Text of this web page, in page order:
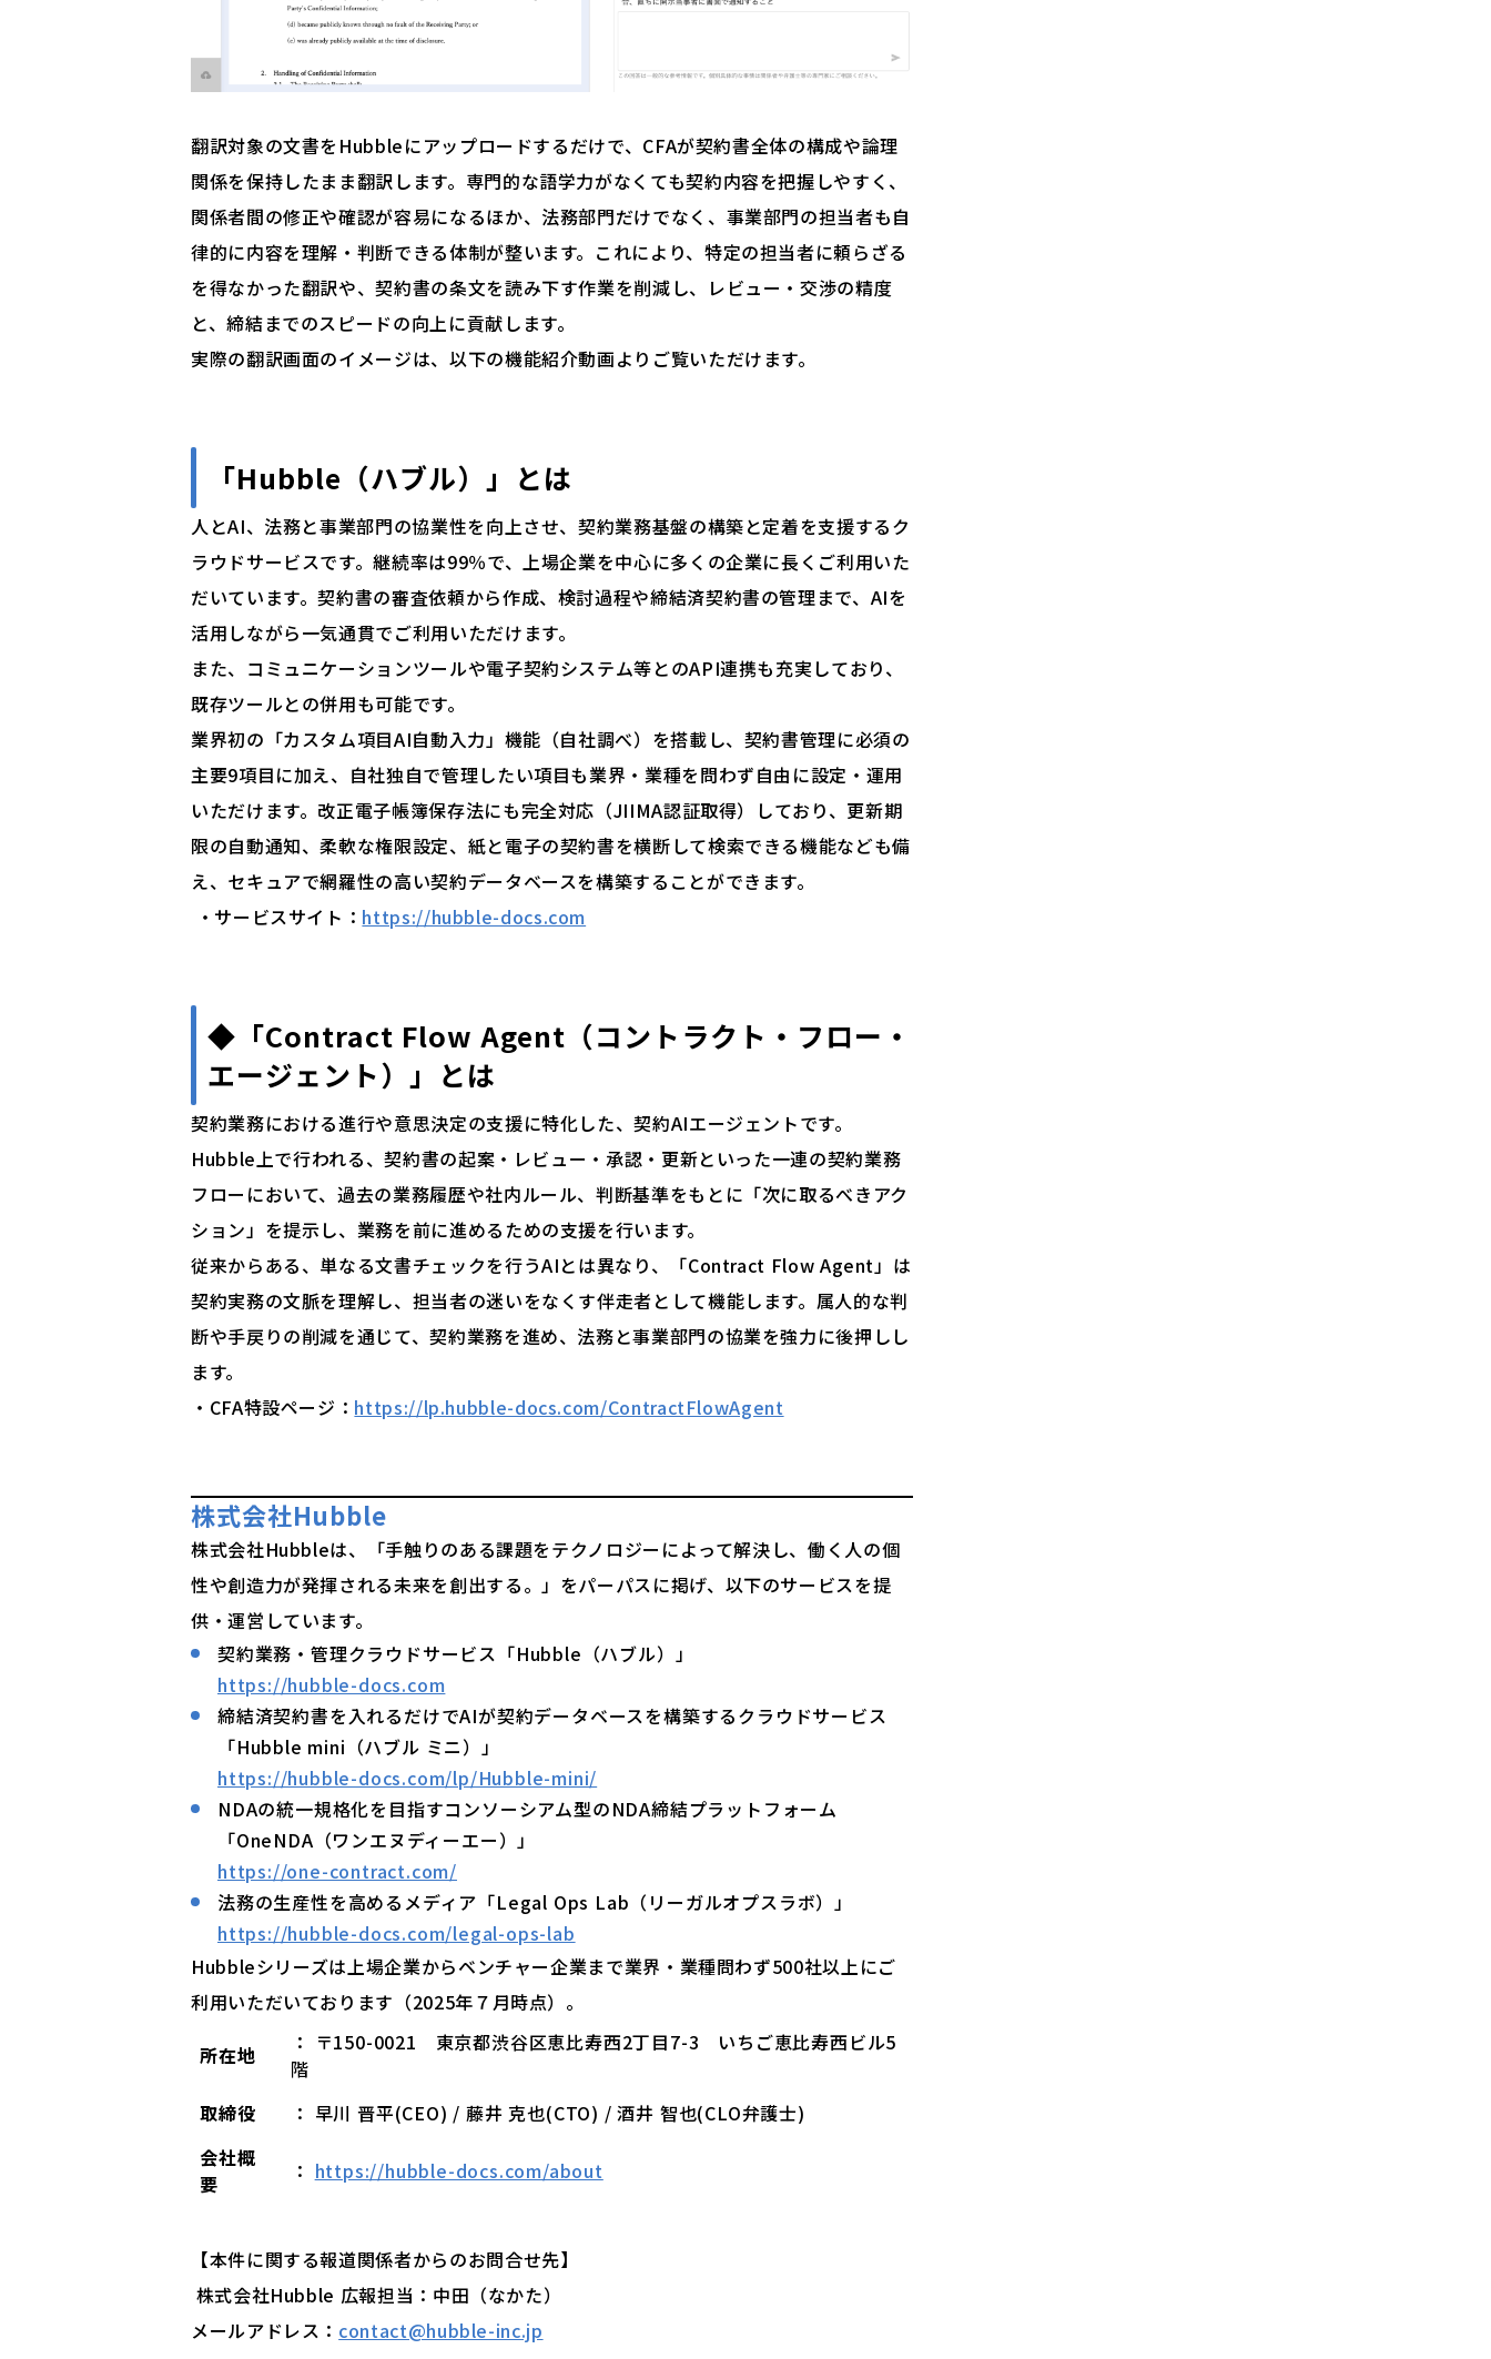
翻訳対象の文書をHubbleにアップロードするだけで、CFAが契約書全体の構成や論理
関係を保持したまま翻訳します。専門的な語学力がなくても契約内容を把握しやすく、
関係者間の修正や確認が容易になるほか、法務部門だけでなく、事業部門の担当者も自
律的に内容を理解・判断できる体制が整います。これにより、特定の担当者に頼らざる
を得なかった翻訳や、契約書の条文を読み下す作業を削減し、レビュー・交渉の精度
と、締結までのスピードの向上に貢献します。
実際の翻訳画面のイメージは、以下の機能紹介動画よりご覧いただけます。
「Hubble（ハブル）」とは
人とAI、法務と事業部門の協業性を向上させ、契約業務基盤の構築と定着を支援するク
ラウドサービスです。継続率は99％で、上場企業を中心に多くの企業に長くご利用いた
だいています。契約書の審査依頼から作成、検討過程や締結済契約書の管理まで、AIを
活用しながら一気通貫でご利用いただけます。
また、コミュニケーションツールや電子契約システム等とのAPI連携も充実しており、
既存ツールとの併用も可能です。
業界初の「カスタム項目AI自動入力」機能（自社調べ）を搭載し、契約書管理に必須の
主要9項目に加え、自社独自で管理したい項目も業界・業種を問わず自由に設定・運用
いただけます。改正電子帳簿保存法にも完全対応（JIIMA認証取得）しており、更新期
限の自動通知、柔軟な権限設定、紙と電子の契約書を横断して検索できる機能なども備
え、セキュアで網羅性の高い契約データベースを構築することができます。
・サービスサイト： https://hubble-docs.com
◆「Contract Flow Agent（コントラクト・フロー・
エージェント）」とは
契約業務における進行や意思決定の支援に特化した、契約AIエージェントです。
Hubble上で行われる、契約書の起案・レビュー・承認・更新といった一連の契約業務
フローにおいて、過去の業務履歴や社内ルール、判断基準をもとに「次に取るべきアク
ション」を提示し、業務を前に進めるための支援を行います。
従来からある、単なる文書チェックを行うAIとは異なり、「Contract Flow Agent」は
契約実務の文脈を理解し、担当者の迷いをなくす伴走者として機能します。属人的な判
断や手戻りの削減を通じて、契約業務を進め、法務と事業部門の協業を強力に後押しし
ます。
・CFA特設ページ： https://lp.hubble-docs.com/ContractFlowAgent
株式会社Hubble
株式会社Hubbleは、「手触りのある課題をテクノロジーによって解決し、働く人の個
性や創造力が発揮される未来を創出する。」をパーパスに掲げ、以下のサービスを提
供・運営しています。
契約業務・管理クラウドサービス「Hubble（ハブル）」
https://hubble-docs.com
締結済契約書を入れるだけでAIが契約データベースを構築するクラウドサービス
「Hubble mini（ハブル ミニ）」
https://hubble-docs.com/lp/Hubble-mini/
NDAの統一規格化を目指すコンソーシアム型のNDA締結プラットフォーム
「OneNDA（ワンエヌディーエー）」
https://one-contract.com/
法務の生産性を高めるメディア「Legal Ops Lab（リーガルオプスラボ）」
https://hubble-docs.com/legal-ops-lab
Hubbleシリーズは上場企業からベンチャー企業まで業界・業種問わず500社以上にご
利用いただいております（2025年７月時点）。
所在地
： 〒150-0021 東京都渋谷区恵比寿西2丁目7-3 いちご恵比寿西ビル5
階
取締役
： 早川 晋平(CEO) / 藤井 克也(CTO) / 酒井 智也(CLO弁護士)
会社概
要
： https://hubble-docs.com/about
【本件に関する報道関係者からのお問合せ先】
株式会社Hubble 広報担当：中田（なかた）
メールアドレス： contact@hubble-inc.jp